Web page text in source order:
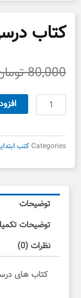
کتاب
80,000
کتاب
درسی
ششم
دست
دوم
Categoriesکتب
توضیحات
توضیحات
نظرات (0)
کتاب های